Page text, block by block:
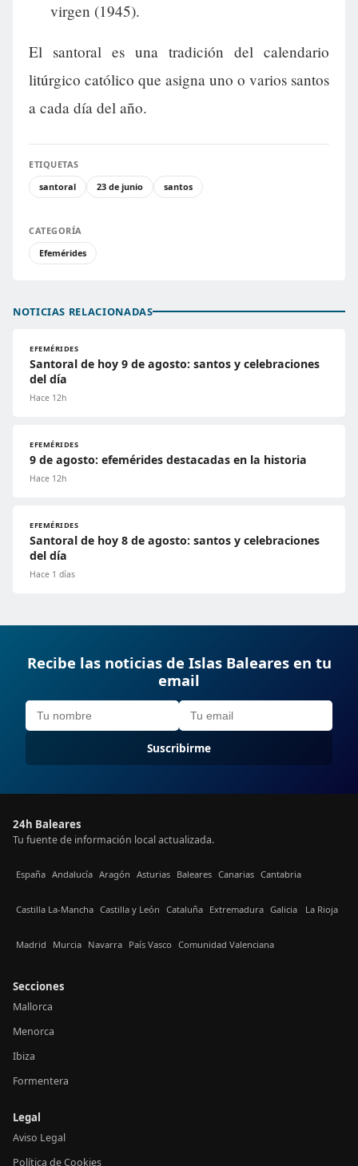
virgen (1945).
El santoral es una tradición del calendario
litúrgico católico que asigna uno o varios santos
a cada día del año.
ETIQUETAS
santoral
23 de junio santos
CATEGORÍA
Efemérides
NOTICIAS RELACIONADAS
EFEMÉRIDES
Santoral de hoy 9 de agosto: santos y celebraciones
del día
Hace 12h
EFEMÉRIDES
9 de agosto: efemérides destacadas en la historia
Hace 12h
EFEMÉRIDES
Santoral de hoy 8 de agosto: santos y celebraciones
del día
Hace 1 días
Recibe las noticias de Islas Baleares en tu
email
Suscribirme
24h Baleares
Tu fuente de información local actualizada.
España Andalucía Aragón Asturias Baleares Canarias Cantabria
Castilla La-Mancha Castilla y León Cataluña Extremadura Galicia La Rioja
Madrid Murcia Navarra País Vasco Comunidad Valenciana
Secciones
Mallorca
Menorca
Ibiza
Formentera
Legal
Aviso Legal
Política de Cookies